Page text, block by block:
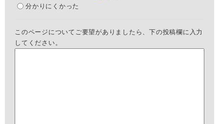
分かりにくかった
このページについてご要望がありましたら、下の投稿欄に入力
してください。